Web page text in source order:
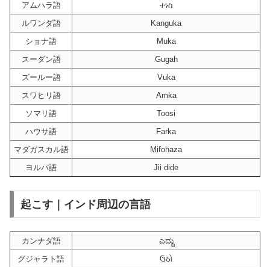
アムハラ語
ተነስ
ルワンダ語
Kanguka
ショナ語
Muka
スーダン語
Gugah
ズールー語
Vuka
スワヒリ語
Amka
ソマリ語
Toosi
ハウサ語
Farka
マダガスカル語
Mifohaza
ヨルバ語
Jii dide
起こす｜インド周辺の言語
カンナダ語
ಎದ್ದು
グジャラト語
ઉઠો